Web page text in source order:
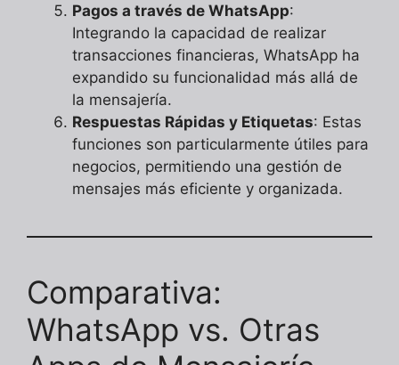
Pagos a través de WhatsApp:
Integrando la capacidad de realizar
transacciones financieras, WhatsApp ha
expandido su funcionalidad más allá de
la mensajería.
Respuestas Rápidas y Etiquetas: Estas
funciones son particularmente útiles para
negocios, permitiendo una gestión de
mensajes más eficiente y organizada.
Comparativa:
WhatsApp vs. Otras